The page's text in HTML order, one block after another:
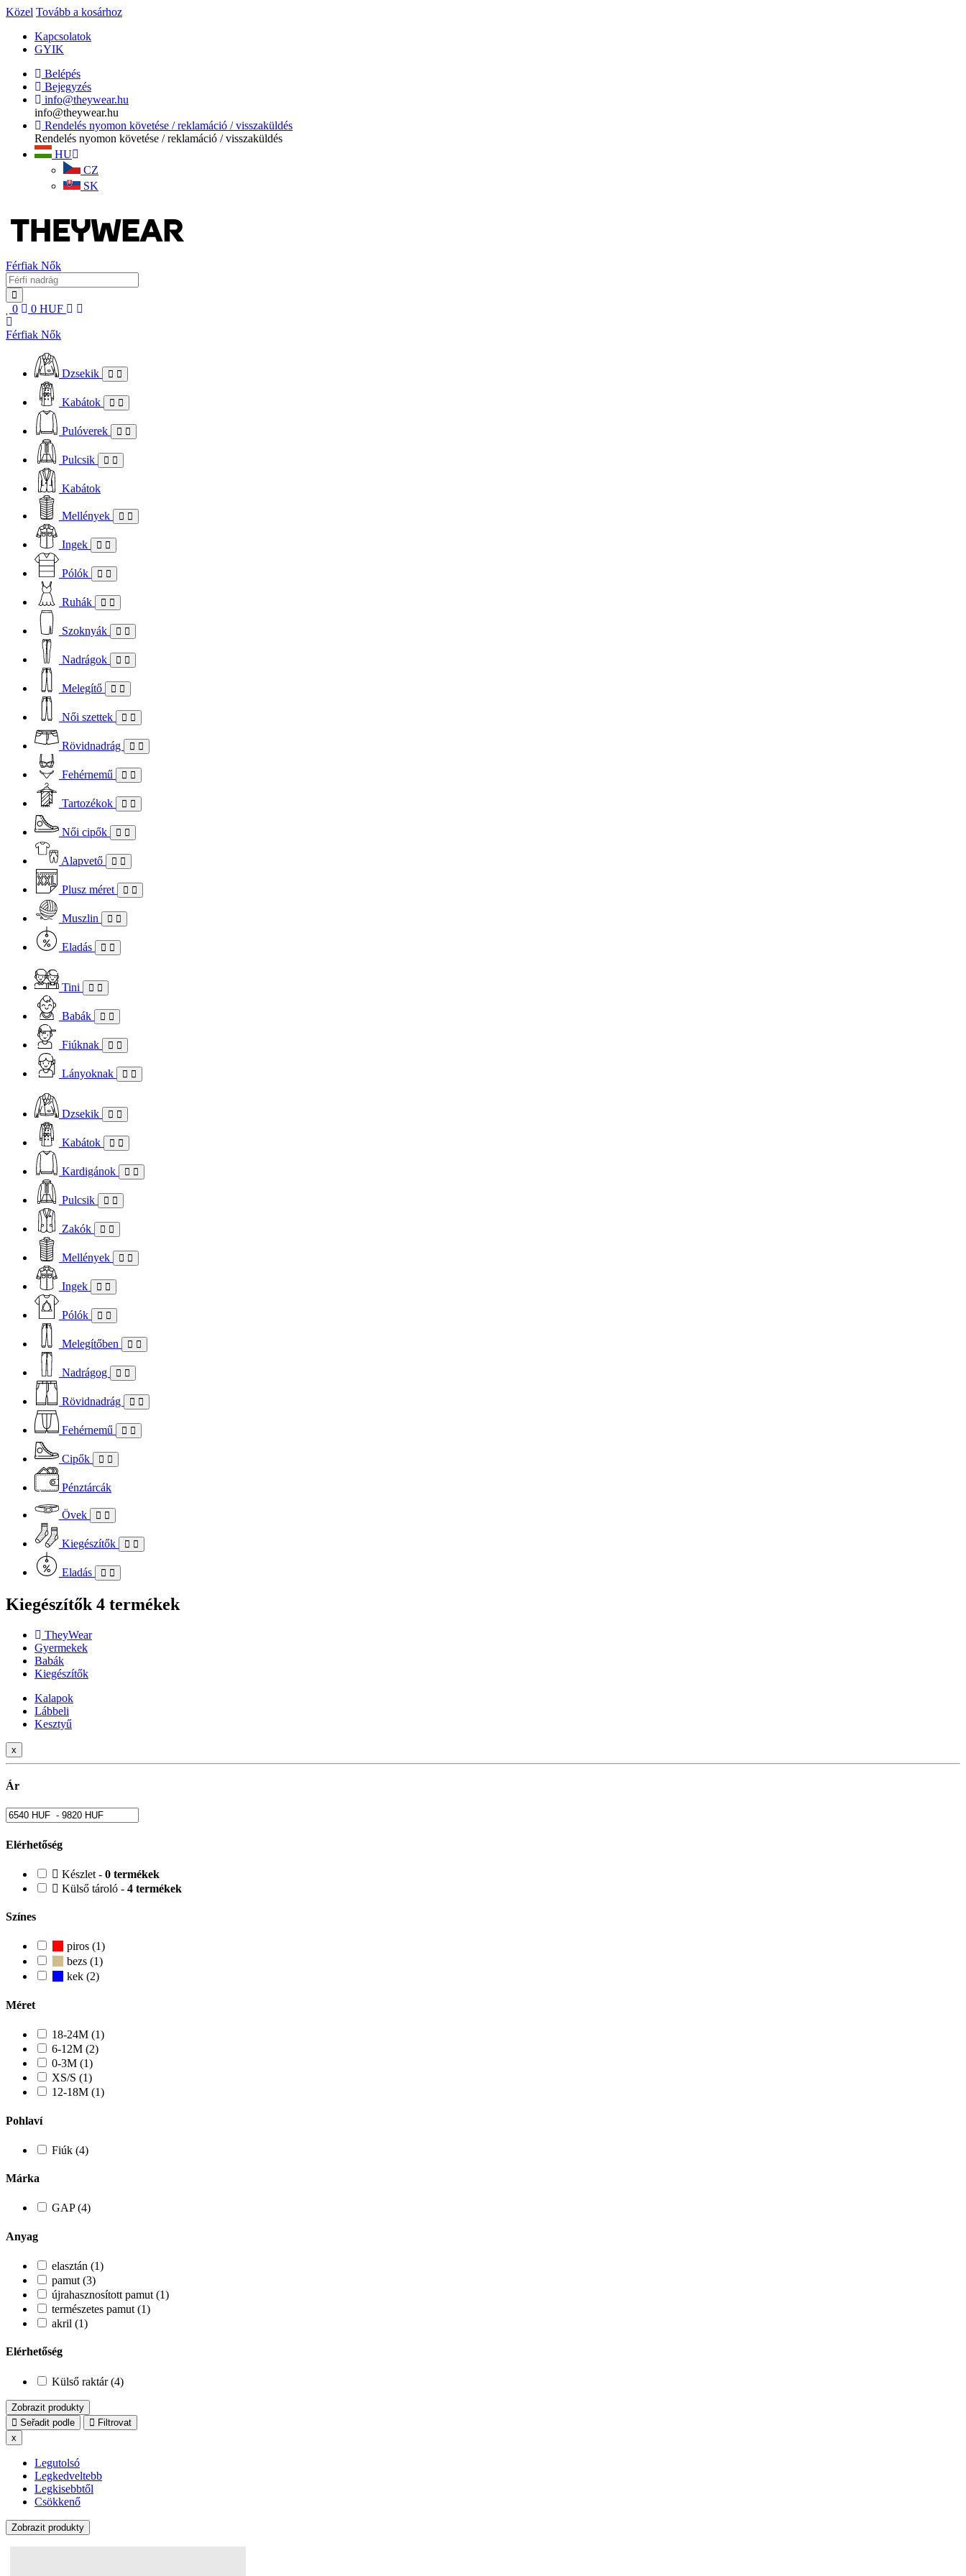
Közel Tovább a kosárhoz
Kapcsolatok
GYIK
Belépés
Bejegyzés
info@theywear.hu
info@theywear.hu
Rendelés nyomon követése / reklamáció / visszaküldés
Rendelés nyomon követése / reklamáció / visszaküldés
HU
CZ
SK
Férfiak Nők
0 0 HUF
Férfiak Nők
Dzsekik
Kabátok
Pulóverek
Pulcsik
Kabátok
Mellények
Ingek
Pólók
Ruhák
Szoknyák
Nadrágok
Melegítő
Női szettek
Rövidnadrág
Fehérnemű
Tartozékok
Női cipők
Alapvető
Plusz méret
Muszlin
Eladás
Tini
Babák
Fiúknak
Lányoknak
Dzsekik
Kabátok
Kardigánok
Pulcsik
Zakók
Mellények
Ingek
Pólók
Melegítőben
Nadrágog
Rövidnadrág
Fehérnemű
Cipők
Pénztárcák
Övek
Kiegészítők
Eladás
Kiegészítők 4 termékek
TheyWear
Gyermekek
Babák
Kiegészítők
Kalapok
Lábbeli
Kesztyű
x
Ár
Elérhetőség
Készlet - 0 termékek
Külső tároló - 4 termékek
Színes
piros (1)
bezs (1)
kek (2)
Méret
18-24M (1)
6-12M (2)
0-3M (1)
XS/S (1)
12-18M (1)
Pohlaví
Fiúk (4)
Márka
GAP (4)
Anyag
elasztán (1)
pamut (3)
újrahasznosított pamut (1)
természetes pamut (1)
akril (1)
Elérhetőség
Külső raktár (4)
Zobrazit produkty
Seřadit podle
Filtrovat
x
Legutolsó
Legkedveltebb
Legkisebbtől
Csökkenő
Zobrazit produkty